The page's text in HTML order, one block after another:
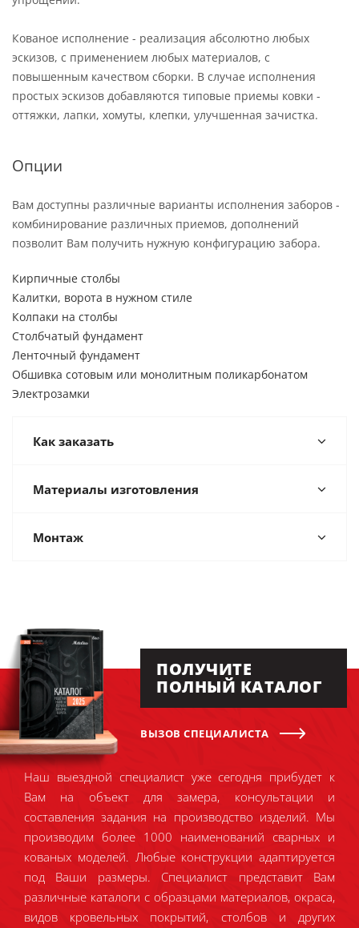
Кованое исполнение - реализация абсолютно любых
эскизов, с применением любых материалов, с
повышенным качеством сборки. В случае исполнения
простых эскизов добавляются типовые приемы ковки -
оттяжки, лапки, хомуты, клепки, улучшенная зачистка.
Опции
Вам доступны различные варианты исполнения заборов -
комбинирование различных приемов, дополнений
позволит Вам получить нужную конфигурацию забора.
Кирпичные столбы
Калитки, ворота в нужном стиле
Колпаки на столбы
Столбчатый фундамент
Ленточный фундамент
Обшивка сотовым или монолитным поликарбонатом
Электрозамки
Как заказать
Материалы изготовления
Монтаж
ПОЛУЧИТЕ
ПОЛНЫЙ КАТАЛОГ
ВЫЗОВ СПЕЦИАЛИСТА
Наш выездной специалист уже сегодня прибудет к
Вам на объект для замера, консультации и
составления задания на производство изделий. Мы
производим более 1000 наименований сварных и
кованых моделей. Любые конструкции адаптируется
под Ваши размеры. Специалист представит Вам
различные каталоги с образцами материалов, окраса,
видов кровельных покрытий, столбов и других